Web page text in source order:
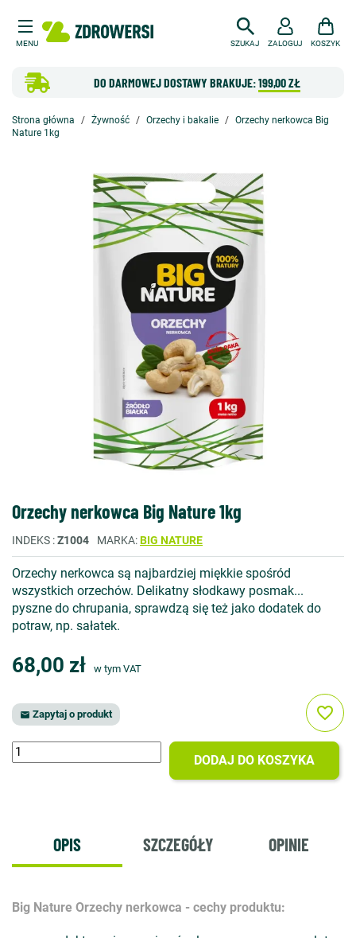
MENU SZUKAJ
DO DARMOWEJ DOSTAWY BRAKUJE:199,00 ZŁ
ZALOGUJ KOSZYK
Strona główna Żywność Orzechy i bakalie
Orzechy nerkowca Big
Nature 1kg
Orzechy nerkowca Big Nature 1kg
INDEKS Z1004 MARKA BIG NATURE
Orzechy nerkowca są najbardziej miękkie spośród
wszystkich orzechów. Delikatny słodkawy posmak...
pyszne do chrupania, sprawdzą się też jako dodatek do
potraw, np. sałatek.
68,00 zł w tym VAT
 Zapytaj o produkt
DODAJ DO KOSZYKA
favorite_border
OPIS SZCZEGÓŁY OPINIE
Big Nature Orzechy nerkowca - cechy produktu: